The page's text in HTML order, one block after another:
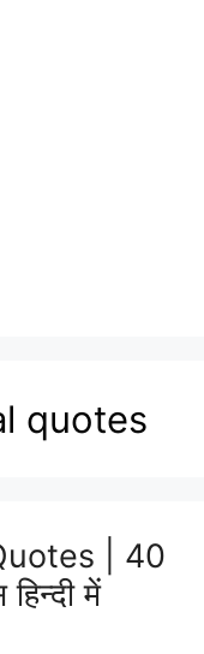
quotes
| 40
में